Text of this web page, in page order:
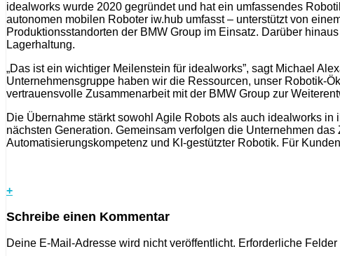
idealworks wurde 2020 gegründet und hat ein umfassendes
autonomen mobilen Roboter iw.hub umfasst – unterstützt von
Produktionsstandorten der BMW Group im Einsatz. Darüber
Lagerhaltung.
„Das ist ein wichtiger Meilenstein für idealworks”, sagt Michael
Unternehmensgruppe haben wir die Ressourcen, unser Robotik-
vertrauensvolle Zusammenarbeit mit der BMW Group zur
Die Übernahme stärkt sowohl Agile Robots als auch idealworks
nächsten Generation. Gemeinsam verfolgen die Unternehmen
Automatisierungskompetenz und KI-gestützter Robotik. Für
+
Schreibe einen Kommentar
Deine E-Mail-Adresse wird nicht veröffentlicht. Erforderliche